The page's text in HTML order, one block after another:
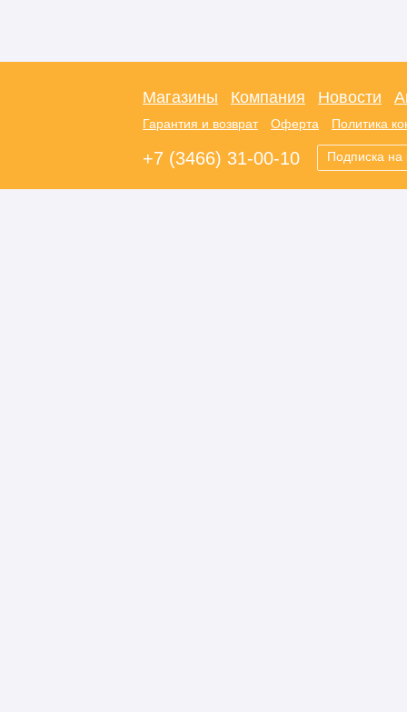
Магазины Компания Новости
Гарантия и возврат Оферта Политика
+7 (3466) 31-00-10 Подписка на